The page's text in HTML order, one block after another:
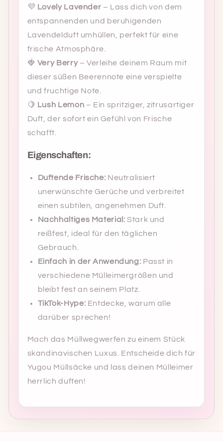
💜 Lovely Lavender – Lass dich von dem
entspannenden und beruhigenden
Lavendelduft umhüllen, perfekt für eine
frische Atmosphäre.
🍓 Very Berry– Verleihe deinem Raum mit
dieser süßen Beerennote eine verspielte
und fruchtige Note.
🍋 Lush Lemon – Ein spritziger, zitrusartiger
Duft, der sofort ein Gefühl von Frische
schafft.
Eigenschaften:
Duftende Frische: Neutralisiert
unerwünschte Gerüche und verbreitet
einen subtilen, angenehmen Duft.
Nachhaltiges Material: Stark und
reißfest, ideal für den täglichen
Gebrauch.
Einfach in der Anwendung: Passt in
verschiedene Mülleimergrößen und
bleibt fest an seinem Platz.
TikTok-Hype: Entdecke, warum alle
darüber sprechen!
Mach das Müllwegwerfen zu einem Stück
skandinavischen Luxus. Entscheide dich für
Yugou Müllsäcke und lass deinen Mülleimer
herrlich duften!